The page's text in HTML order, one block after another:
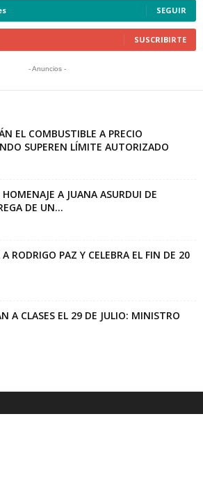
SEGUIR
SUSCRIBIRTE
- Anuncios -
EL COMBUSTIBLE A PRECIO
SUPEREN LÍMITE AUTORIZADO
A JUANA ASURDUI DE
DE UN...
RODRIGO PAZ Y CELEBRA EL FIN DE 20
A CLASES EL 29 DE JULIO: MINISTRO